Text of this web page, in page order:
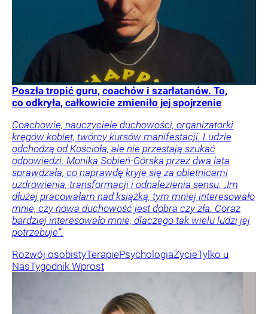
Poszła tropić guru, coachów i szarlatanów. To,
co odkryła, całkowicie zmieniło jej spojrzenie
Coachowie, nauczyciele duchowości, organizatorki
kręgów kobiet, twórcy kursów manifestacji. Ludzie
odchodzą od Kościoła, ale nie przestają szukać
odpowiedzi. Monika Sobień-Górska przez dwa lata
sprawdzała, co naprawdę kryje się za obietnicami
uzdrowienia, transformacji i odnalezienia sensu. „Im
dłużej pracowałam nad książką, tym mniej interesowało
mnie, czy nowa duchowość jest dobra czy zła. Coraz
bardziej interesowało mnie, dlaczego tak wielu ludzi jej
potrzebuje”.
Rozwój osobistyTerapiePsychologiaŻycieTylko u
NasTygodnik Wprost